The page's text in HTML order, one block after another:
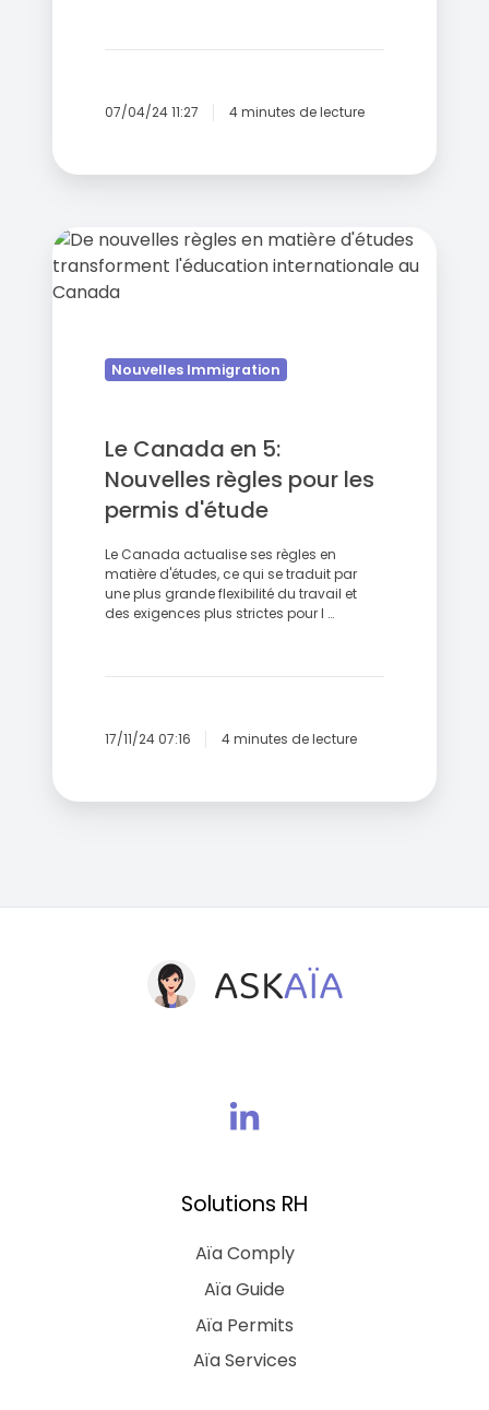
07/04/24 11:27 4 minutes de lecture
Le
Canada
en
permis
d'étude
Nouvelles Immigration
Le Canada en 5:
Nouvelles règles pour les
permis d'étude
Le Canada actualise ses règles en
matière d'études, ce qui se traduit par
une plus grande flexibilité du travail et
des exigences plus strictes pour l …
17/11/24 07:16 4 minutes de lecture
Rejoins
Linkedin
Solutions RH
Aïa Comply
Aïa Guide
Aïa Permits
Aïa Services